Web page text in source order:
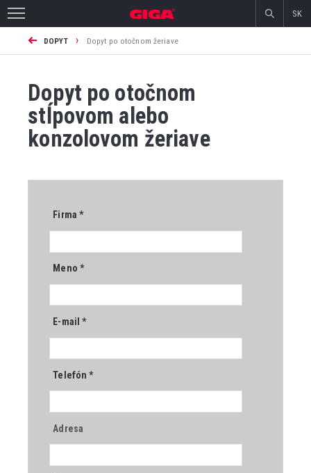
SK
DOPYT › Dopyt po otočnom žeriave
Dopyt po otočnom
stĺpovom alebo
konzolovom žeriave
Firma *
Meno *
E-mail *
Telefón *
Adresa